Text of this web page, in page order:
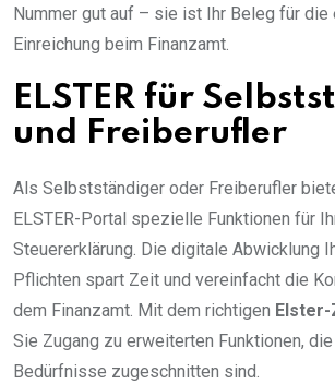
Nummer gut auf – sie ist Ihr Beleg für
Einreichung beim Finanzamt.
ELSTER für
und Freiberufler
Als Selbstständiger oder Freiberufler
ELSTER-Portal spezielle Funktionen für
Steuererklärung. Die digitale Abwicklung
Pflichten spart Zeit und vereinfacht die
dem Finanzamt. Mit dem richtigen
Sie Zugang zu erweiterten Funktionen,
Bedürfnisse zugeschnitten sind.